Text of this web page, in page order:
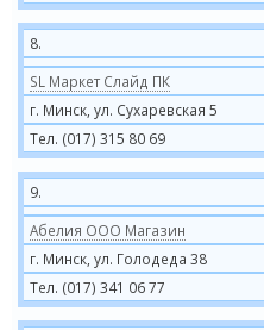
8.
SL Маркет Слайд ПК
г. Минск, ул. Сухаревская 5
Тел. (017) 315 80 69
9.
Абелия ООО Магазин
г. Минск, ул. Голодеда 38
Тел. (017) 341 06 77